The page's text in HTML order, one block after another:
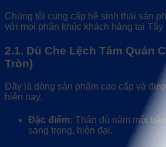
Chúng tôi cung cấp hệ sinh thái sản
với mọi phân khúc khách hàng tại Tây
2.1. Dù Che Lệch Tâm Quán
Tròn)
Đây là dòng sản phẩm cao cấp và
hiện nay.
Đặc điểm: Thân dù nằm một
sang trọng, hiện đại.